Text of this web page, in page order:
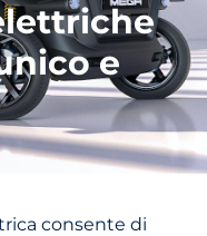
e
consente di